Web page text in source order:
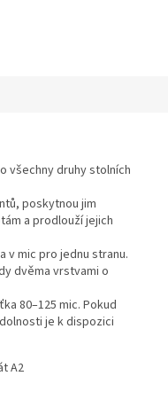
všechny druhy stolních
poskytnou jim
a prodlouží jejich
v mic pro jednu stranu.
dvěma vrstvami o
80–125 mic. Pokud
je k dispozici
A2